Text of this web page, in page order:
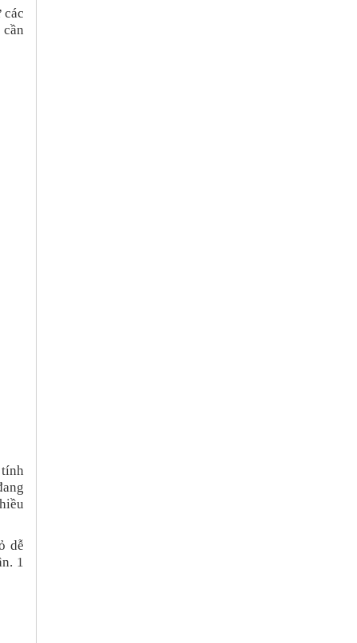
các
tính
dễ
1